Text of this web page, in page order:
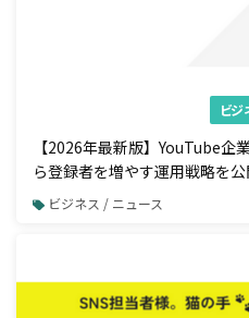
ビジ
【2026年最新版】YouTube企
ら登録者を増やす運用戦略を
ビジネス / ニュース